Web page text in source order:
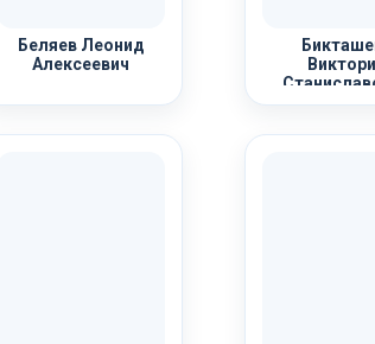
Беляев Леонид
Алексеевич